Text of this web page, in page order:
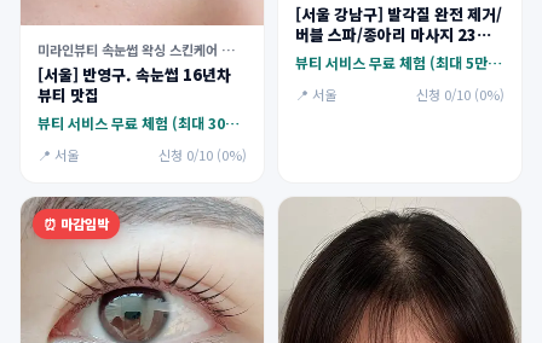
미라인뷰티 속눈썹 왁싱 스킨케어 가산점
[서울] 반영구. 속눈썹 16년차
뷰티 맛집
뷰티 서비스 무료 체험 (최대 30만원)
📍 서울 신청 0/10 (0%)
[서울 강남구] 발각질 완전 제거/
버블 스파/종아리 마사지 23만
원 상당 (대리체험가능) 체험단
모집
뷰티 서비스 무료 체험 (최대 5만원)
📍 서울 신청 0/10 (0%)
⏰ 마감임박